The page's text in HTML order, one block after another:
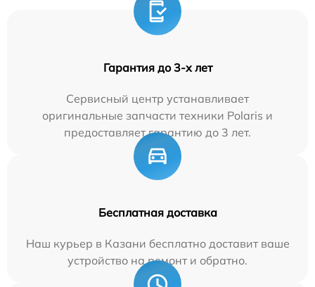
Гарантия до 3-х лет
Сервисный центр устанавливает
оригинальные запчасти техники Polaris и
предоставляет гарантию до 3 лет.
Бесплатная доставка
Наш курьер в Казани бесплатно доставит ваше
устройство на ремонт и обратно.